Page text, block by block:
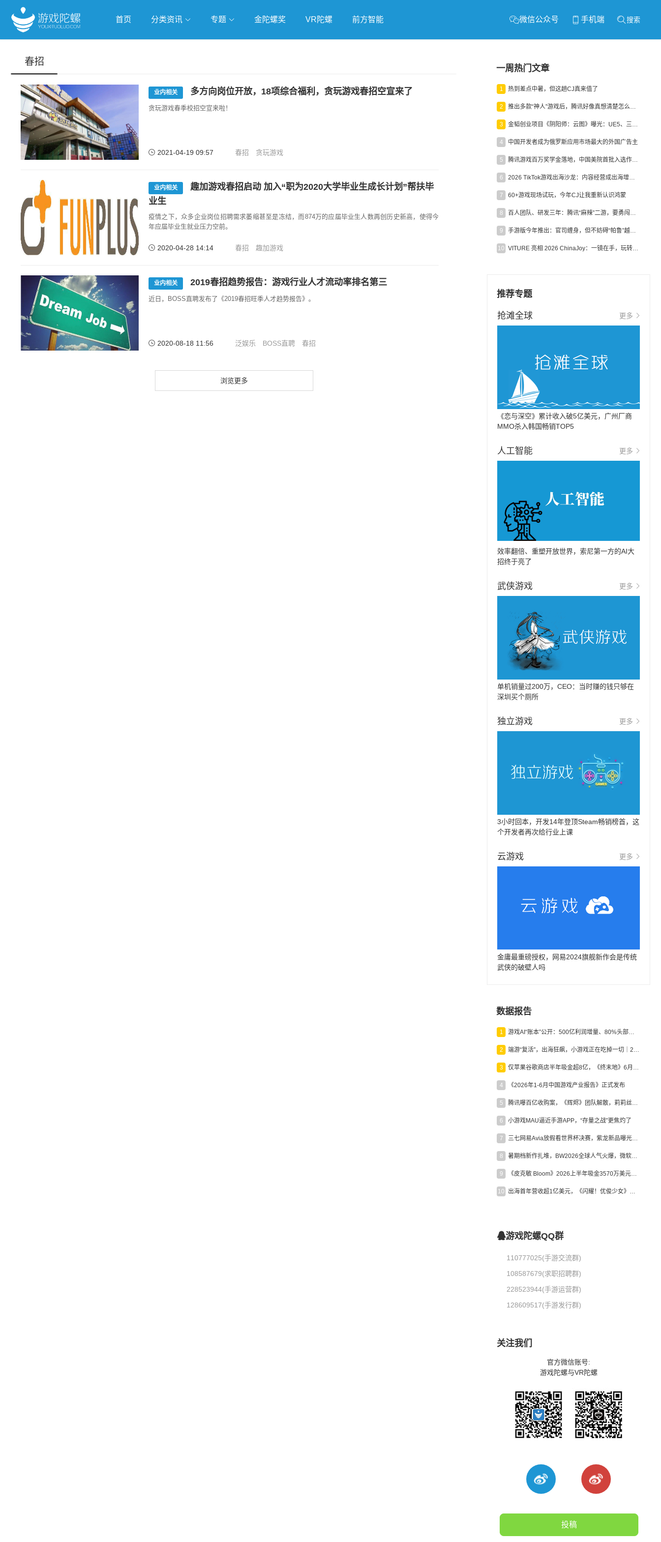
首页 分类资讯 专题 金陀螺奖 VR陀螺 前方智能 微信公众号 手机端 搜索
春招
业内相关 多方向岗位开放，18项综合福利，贪玩游戏春招空宣来了
贪玩游戏春季校招空宣来啦！
2021-04-19 09:57 春招 贪玩游戏
业内相关
趣加游戏春招启动 加入“职为2020大学毕业生成长计划”帮扶毕
业生
疫情之下，众多企业岗位招聘需求萎缩甚至是冻结，而874万的应届毕业生人数再创历史新高，使得今
年应届毕业生就业压力空前。
2020-04-28 14:14 春招 趣加游戏
业内相关 2019春招趋势报告：游戏行业人才流动率排名第三
近日，BOSS直聘发布了《2019春招旺季人才趋势报告》。
2020-08-18 11:56 泛娱乐 BOSS直聘 春招
浏览更多
一周热门文章
1 热到差点中暑，但这趟CJ真来值了
2 推出多款“神人”游戏后，腾讯好像真想清楚怎么做二次元了
3 金韬创业项目《阴阳师：云图》曝光：UE5、三端互通、ARPG
4 中国开发者成为俄罗斯应用市场最大的外国广告主
5 腾讯游戏百万奖学金落地，中国美院首批入选作品获业内关注
6 2026 TikTok游戏出海沙龙：内容经营成出海增长新引擎
7 60+游戏现场试玩，今年CJ让我重新认识鸿蒙
8 百人团队、研发三年：腾讯“麻辣”二游，要勇闯男性恋爱市场
9 手游版今年推出：官司缠身，但不妨碍“帕鲁”越来越火
10 VITURE 亮相 2026 ChinaJoy：一镜在手，玩转全场！
推荐专题
抢滩全球 更多
《恋与深空》累计收入破5亿美元，广州厂商
MMO杀入韩国畅销TOP5
人工智能 更多
效率翻倍、重塑开放世界，索尼第一方的AI大
招终于亮了
武侠游戏 更多
单机销量过200万，CEO：当时赚的钱只够在
深圳买个厕所
独立游戏 更多
3小时回本，开发14年登顶Steam畅销榜首，这
个开发者再次给行业上课
云游戏 更多
金庸最重磅授权，网易2024旗舰新作会是传统
武侠的破壁人吗
数据报告
1 游戏AI“账本”公开：500亿利润增量、80%头部入局，谁在闷声发财？
2 端游“复活”，出海狂飙，小游戏正在吃掉一切｜2026上半年产业报告
3 仅苹果谷歌商店半年吸金超8亿，《终末地》6月份收入显著回暖
4 《2026年1-6月中国游戏产业报告》正式发布
5 腾讯曝百亿收购案，《辉烬》团队解散，莉莉丝新作曝光｜陀螺周报
6 小游戏MAU逼近手游APP，“存量之战”更焦灼了
7 三七网易Avia放假看世界杯决赛，紫龙新品曝光，米哈游新作上线 | 陀螺周报
8 暑期档新作扎堆，BW2026全球人气火爆，微软XBOX大裁员|陀螺周报
9 《皮克敏 Bloom》2026上半年吸金3570万美元，中国台湾成最大市场
10 出海首年营收超1亿美元，《闪耀！优俊少女》美国市场占比达七成
游戏陀螺QQ群
110777025(手游交流群)
108587679(求职招聘群)
228523944(手游运营群)
128609517(手游发行群)
关注我们
官方微信账号:
游戏陀螺与VR陀螺
投稿